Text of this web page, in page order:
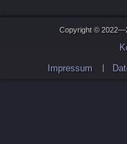
Copyright ©
Impressum